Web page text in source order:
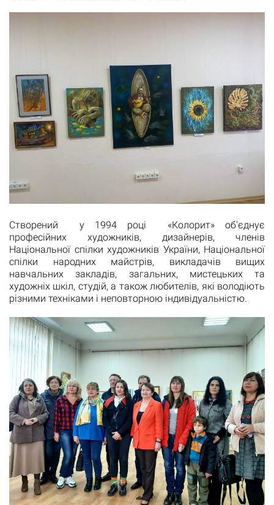
Створений у 1994 році «Колорит» об'єднує
професійних художників, дизайнерів, членів
Національної спілки художників України, Національної
спілки народних майстрів, викладачів вищих
навчальних закладів, загальних, мистецьких та
художніх шкіл, студій, а також любителів, які володіють
різними техніками і неповторною індивідуальністю.